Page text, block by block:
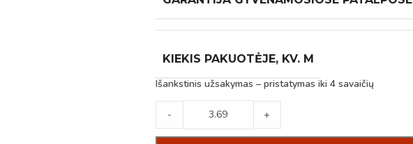
KIEKIS PAKUOTĖJE, KV. M
Išankstinis užsakymas – pristatymas iki 4 savaičių
- +